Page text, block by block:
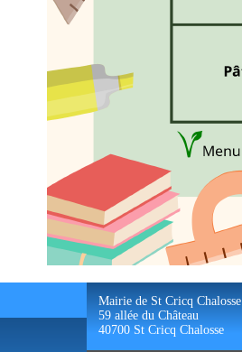
Mairie de St Cricq Chalosse
59 allée du Château
40700 St Cricq Chalosse